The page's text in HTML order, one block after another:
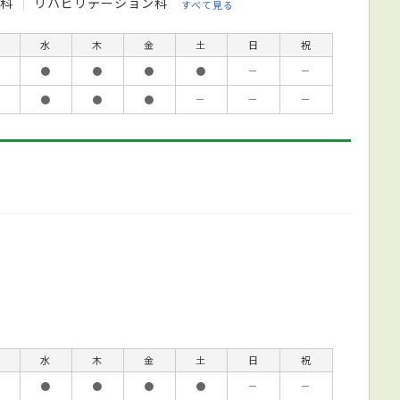
すべて見る
水 木 金 土 日
祝
● ● ● ● －
－
● ● ● － － －
水 木 金 土 日
祝
● ● ● ● －
－